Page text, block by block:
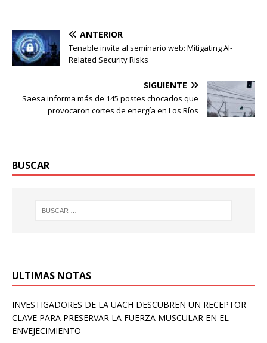
ANTERIOR
Tenable invita al seminario web: Mitigating AI-
Related Security Risks
SIGUIENTE
Saesa informa más de 145 postes chocados que
provocaron cortes de energía en Los Ríos
BUSCAR
ULTIMAS NOTAS
INVESTIGADORES DE LA UACH DESCUBREN UN RECEPTOR
CLAVE PARA PRESERVAR LA FUERZA MUSCULAR EN EL
ENVEJECIMIENTO